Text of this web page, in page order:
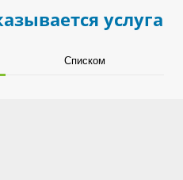
услуга
Списком